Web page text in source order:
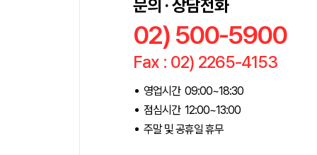
문의 · 상담전화
02) 500-5900
Fax : 02) 2265-4153
영업시간 09:00~18:30
점심시간 12:00~13:00
주말 및 공휴일 휴무